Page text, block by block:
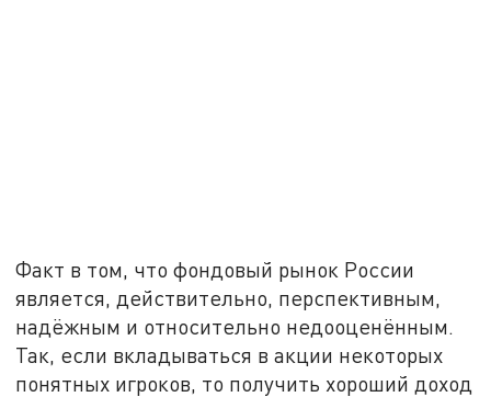
Факт в том, что фондовый рынок России
является, действительно, перспективным,
надёжным и относительно недооценённым.
Так, если вкладываться в акции некоторых
понятных игроков, то получить хороший доход